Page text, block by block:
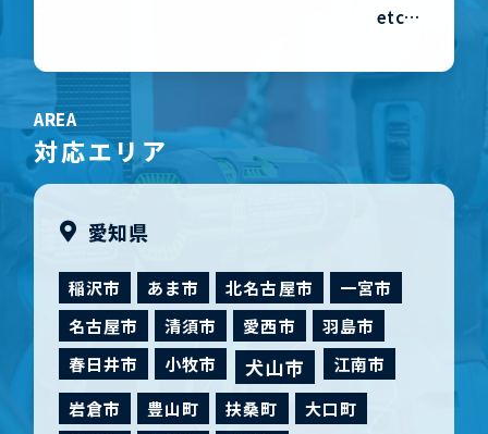
etc…
AREA
対応エリア
愛知県
稲沢市 あま市 北名古屋市
一宮市
名古屋市
清須市 愛西市
羽島市
春日井市
小牧市 犬山市
江南市
岩倉市
豊山町 扶桑町
大口町